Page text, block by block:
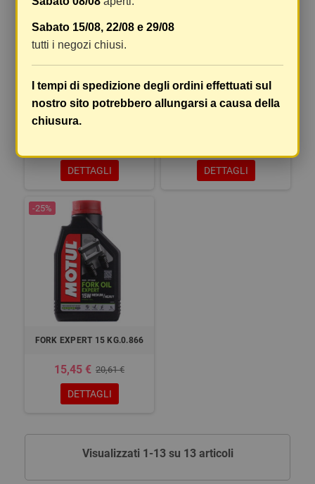
XTF S/20 OLIO 20W
IDRAULICO FORCELLE 1LT
KG.0.853
DETTAGLI
FORK EXP L 5W LT.1 KG.0,845
DETTAGLI
-25%
FORK EXPERT 15 KG.0.866
15,45 € 20,61 €
DETTAGLI
Visualizzati 1-13 su 13 articoli
Sabato 15/08, 22/08 e 29/08
tutti i negozi chiusi.
I tempi di spedizione degli ordini effettuati sul
nostro sito potrebbero allungarsi a causa della
chiusura.